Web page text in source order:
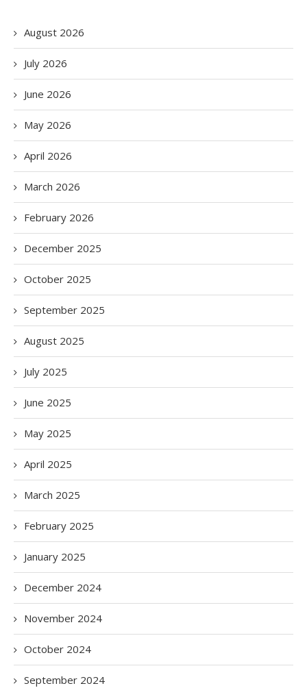
August 2026
July 2026
June 2026
May 2026
April 2026
March 2026
February 2026
December 2025
October 2025
September 2025
August 2025
July 2025
June 2025
May 2025
April 2025
March 2025
February 2025
January 2025
December 2024
November 2024
October 2024
September 2024